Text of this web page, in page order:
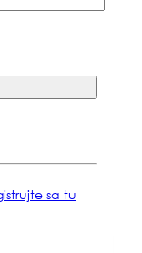
sa tu